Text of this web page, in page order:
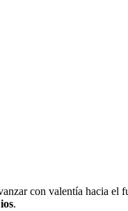
con valentía hacia el
.